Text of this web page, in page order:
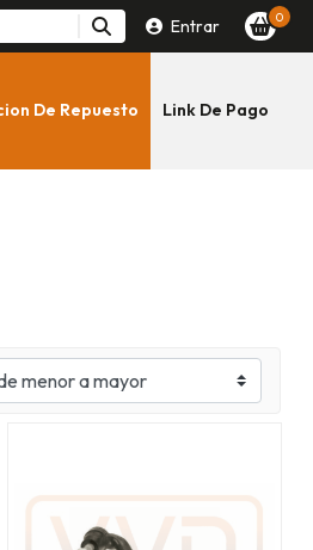
Entrar 0
De Repuesto Link De Pago